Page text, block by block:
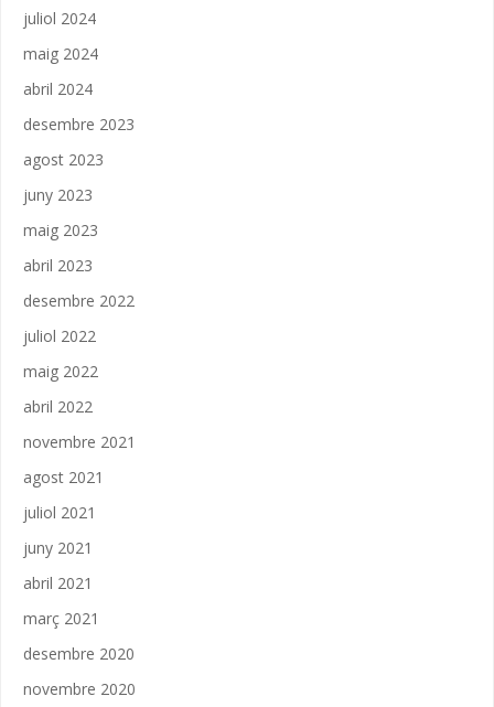
juliol 2024
maig 2024
abril 2024
desembre 2023
agost 2023
juny 2023
maig 2023
abril 2023
desembre 2022
juliol 2022
maig 2022
abril 2022
novembre 2021
agost 2021
juliol 2021
juny 2021
abril 2021
març 2021
desembre 2020
novembre 2020